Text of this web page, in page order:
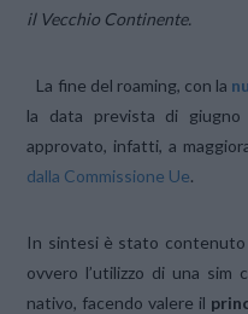
il Vecchio Continente.
La fine del roaming, con la
la data prevista di
approvato, infatti, a
dalla Commissione Ue.
In sintesi è stato
ovvero l’utilizzo di una sim
nativo, facendo valere il